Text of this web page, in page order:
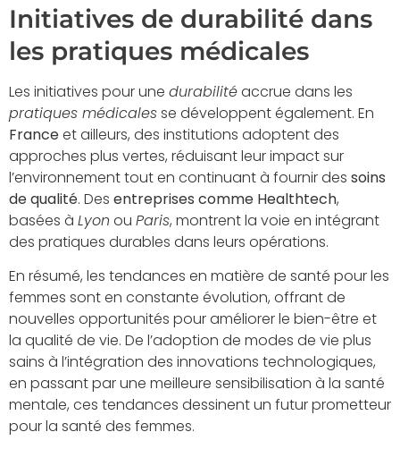
Initiatives de durabilité dans
les pratiques médicales
Les initiatives pour une durabilitéaccrue dans les
pratiques médicalesse développent également. En
Franceet ailleurs, des institutions adoptent des
approches plus vertes, réduisant leur impact sur
l’environnement tout en continuant à fournir des soins
de qualité. Des entreprises comme Healthtech,
basées à Lyon ou Paris, montrent la voie en intégrant
des pratiques durables dans leurs opérations.
En résumé, les tendances en matière de santé pour les
femmes sont en constante évolution, offrant de
nouvelles opportunités pour améliorer le bien-être et
la qualité de vie. De l’adoption de modes de vie plus
sains à l’intégration des innovations technologiques,
en passant par une meilleure sensibilisation à la santé
mentale, ces tendances dessinent un futur prometteur
pour la santé des femmes.